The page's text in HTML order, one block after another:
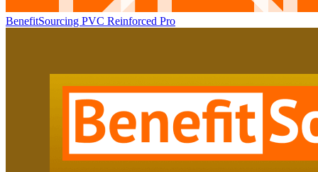
BenefitSourcing PVC Reinforced Pro